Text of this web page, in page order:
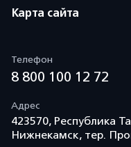
Карта сайта
Телефон
8 800 100 12 72
Адрес
423570, Республика
Нижнекамск, тер.